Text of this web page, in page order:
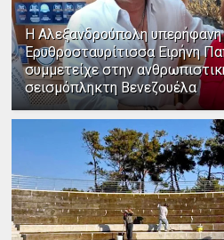
Η Αλεξανδρούπολη υπερήφανη
Ερυθροσταυρίτισσα Ειρήνη
συμμετείχε στην
σεισμόπληκτη Βενεζουέλα